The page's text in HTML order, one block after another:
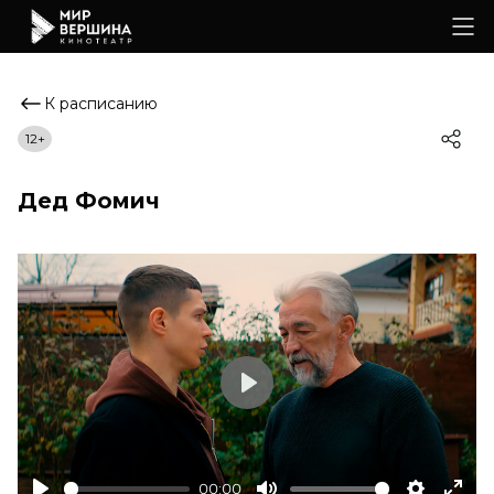
К расписанию
Дед Фомич
12+
00:00
Play